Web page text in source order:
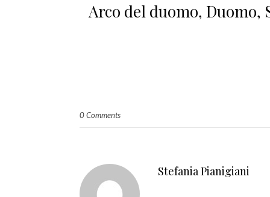
Arco del duomo, Duomo,
0 Comments
Stefania Pianigiani